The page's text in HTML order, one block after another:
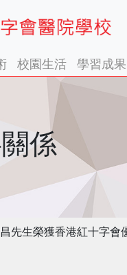
校園生活 學習成果
係
先生榮獲香港紅十字會